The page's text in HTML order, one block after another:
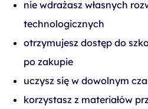
nie wdrażasz własnych
technologicznych
otrzymujesz dostęp do
po zakupie
uczysz się w dowolnym
korzystasz z materiałów